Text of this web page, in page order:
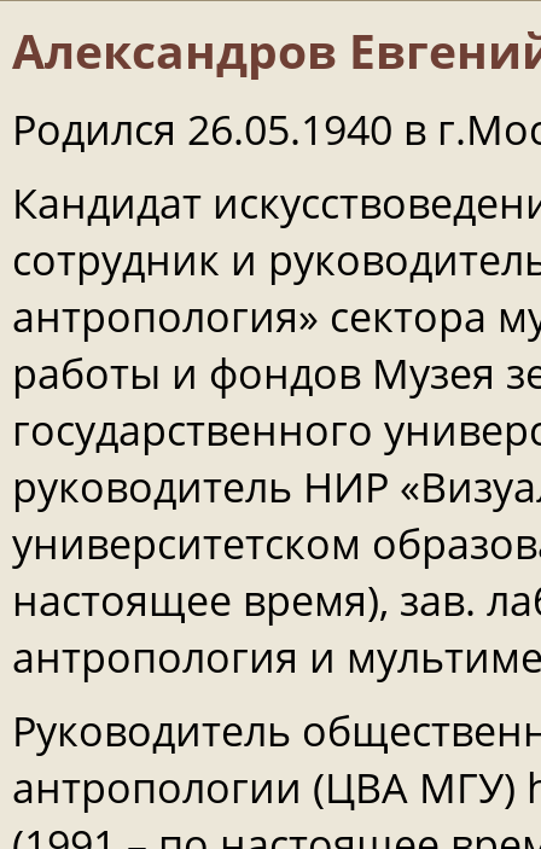
Александров
Родился 26.05.1940 в
Кандидат
сотрудник и
антропология» сектора
работы и фондов Музея
государственного
руководитель НИР
университетском
настоящее время), зав.
антропология и
Руководитель
антропологии (ЦВА МГУ)